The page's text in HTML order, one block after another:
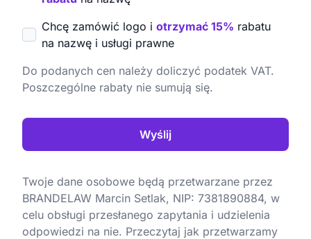
Chcę zamówić logo i otrzymać 15% rabatu
na nazwę i usługi prawne
Do podanych cen należy doliczyć podatek VAT.
Poszczególne rabaty nie sumują się.
Wyślij
Twoje dane osobowe będą przetwarzane przez
BRANDELAW Marcin Setlak, NIP: 7381890884, w
celu obsługi przesłanego zapytania i udzielenia
odpowiedzi na nie. Przeczytaj jak przetwarzamy